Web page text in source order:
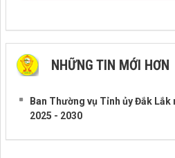
NHỮNG TIN MỚI HƠN
Ban Thường vụ Tỉnh ủy Đắk Lắk
2025 - 2030